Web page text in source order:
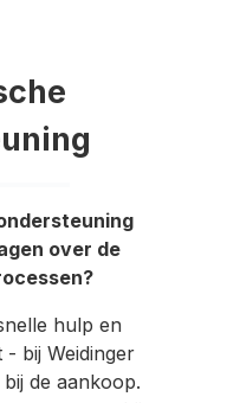
over de
hulp en
bij Weidinger
de aankoop.